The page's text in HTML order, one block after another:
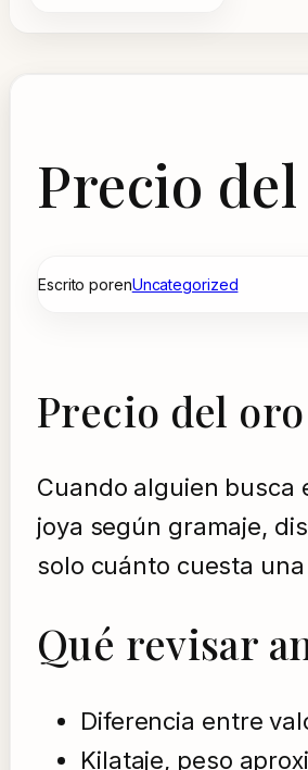
Precio
Escrito porenUncategorized
Precio del
Cuando alguien busca
joya según gramaje,
solo cuánto cuesta
Qué revisar
Diferencia entre
Kilataje, peso